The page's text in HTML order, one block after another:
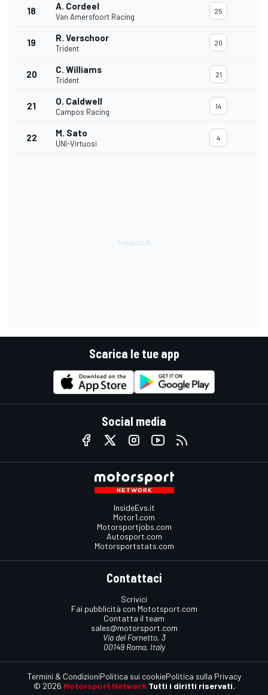
18 A. Cordeel
Van Amersfoort Racing
25
19 R. Verschoor
Trident
20
20 C. Williams
Trident
21
21 O. Caldwell
Campos Racing
14
22 M. Sato
UNI-Virtuosi
4
Scarica le tue app
Social media
InsideEvs.it
Motor1.com
Motorsportjobs.com
Autosport.com
Motorsportstats.com
Contattaci
Scrivici
Fai pubblicità con Mototsport.com
Contatta il team
sales@motorsport.com
Via del Fornetto, 3
00149 Roma, Italy
© 2026 Motorsport Network Tutti i diritti riservati.
Termini & CondizioniPolitica sui cookiePolitica sulla Privacy